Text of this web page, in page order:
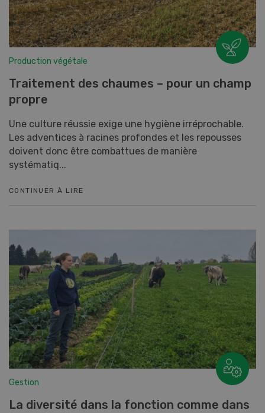
Production végétale
Traitement des chaumes – pour un champ
propre
Une culture réussie exige une hygiène irréprochable.
Les adventices à racines profondes et les repousses
doivent donc être combattues de manière
systématiq...
CONTINUER À LIRE
Gestion
La diversité dans la fonction comme dans